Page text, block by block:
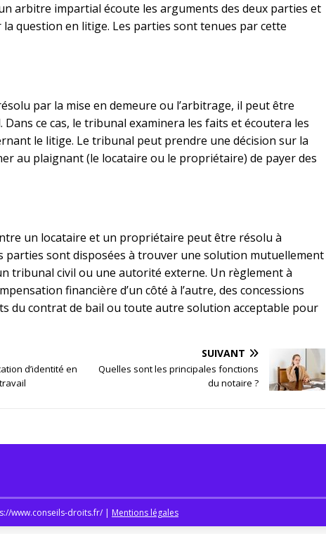
arbitre impartial écoute les arguments des deux parties et
question en litige. Les parties sont tenues par cette
par la mise en demeure ou l’arbitrage, il peut être
ce cas, le tribunal examinera les faits et écoutera les
le litige. Le tribunal peut prendre une décision sur la
au plaignant (le locataire ou le propriétaire) de payer des
un locataire et un propriétaire peut être résolu à
parties sont disposées à trouver une solution mutuellement
tribunal civil ou une autorité externe. Un règlement à
financière d’un côté à l’autre, des concessions
du contrat de bail ou toute autre solution acceptable pour
d’identité en
SUIVANT
Quelles sont les principales fonctions
du notaire ?
www.conseils-droits.fr/ | Mentions légales